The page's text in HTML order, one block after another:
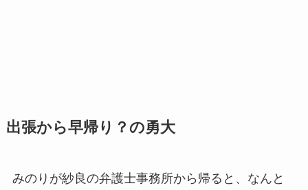
出張から早帰り？の勇大
みのりが紗良の弁護士事務所から帰ると、なんと